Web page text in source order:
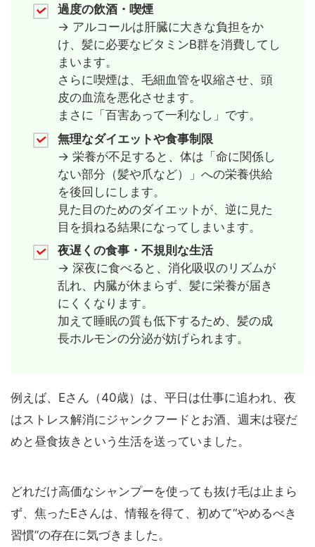
過度の飲酒・喫煙
→ アルコールは肝臓に大きな負担をか
け、髪に必要なビタミンB群を消費してし
まいます。
さらに喫煙は、毛細血管を収縮させ、頭
皮の血流を悪化させます。
まさに「百害あって一利なし」です。
無理なダイエットや食事制限
→ 栄養が不足すると、体は「命に関係し
ない部分（髪や爪など）」への栄養供給
を後回しにします。
見た目のためのダイエットが、逆に見た
目を損ねる結果になってしまいます。
夜遅くの食事・不規則な生活
→ 深夜に食べると、消化吸収のリズムが
乱れ、内臓が休まらず、髪に栄養が届き
にくくなります。
加えて睡眠の質も低下するため、髪の成
長ホルモンの分泌が妨げられます。
例えば、Eさん（40歳）は、平日は仕事に追われ、夜
はストレス解消にジャンクフードとお酒、週末は寝だ
めと昼食抜きという生活を送っていました。
どれだけ高価なシャンプーを使っても抜け毛は止まら
ず、焦ったEさんは、情報を得て、初めて“やめるべき
習慣”の存在に気づきました。